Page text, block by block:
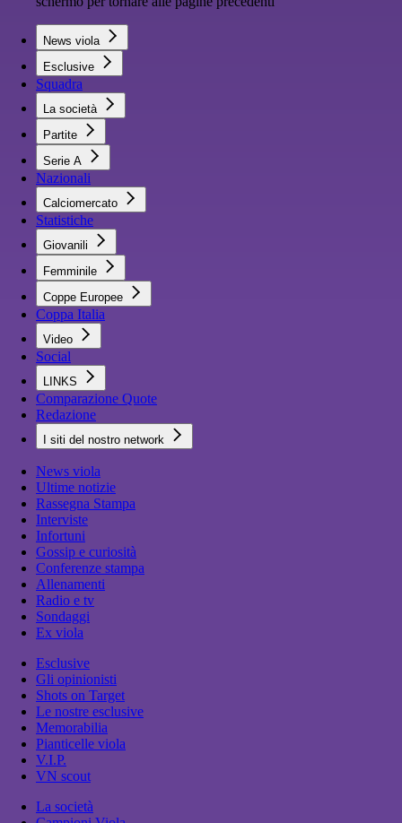
News viola
Esclusive
Squadra
La società
Partite
Serie A
Nazionali
Calciomercato
Statistiche
Giovanili
Femminile
Coppe Europee
Coppa Italia
Video
Social
LINKS
Comparazione Quote
Redazione
I siti del nostro network
News viola
Ultime notizie
Rassegna Stampa
Interviste
Infortuni
Gossip e curiosità
Conferenze stampa
Allenamenti
Radio e tv
Sondaggi
Ex viola
Esclusive
Gli opinionisti
Shots on Target
Le nostre esclusive
Memorabilia
Pianticelle viola
V.I.P.
VN scout
La società